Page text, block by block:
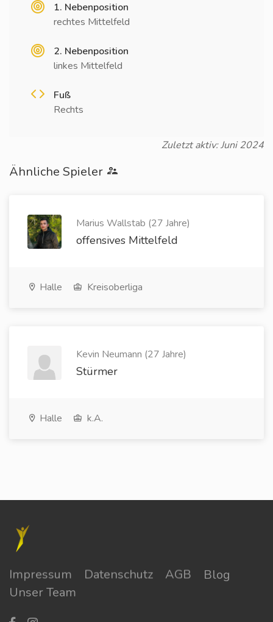
1. Nebenposition
rechtes Mittelfeld
2. Nebenposition
linkes Mittelfeld
Fuß
Rechts
Zuletzt aktiv: Juni 2024
Ähnliche Spieler
Marius Wallstab (27 Jahre)
offensives Mittelfeld
Halle Kreisoberliga
Kevin Neumann (27 Jahre)
Stürmer
Halle k.A.
Impressum Datenschutz AGB
Blog
Unser Team